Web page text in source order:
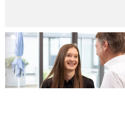
LEISTUNGEN
UNSER